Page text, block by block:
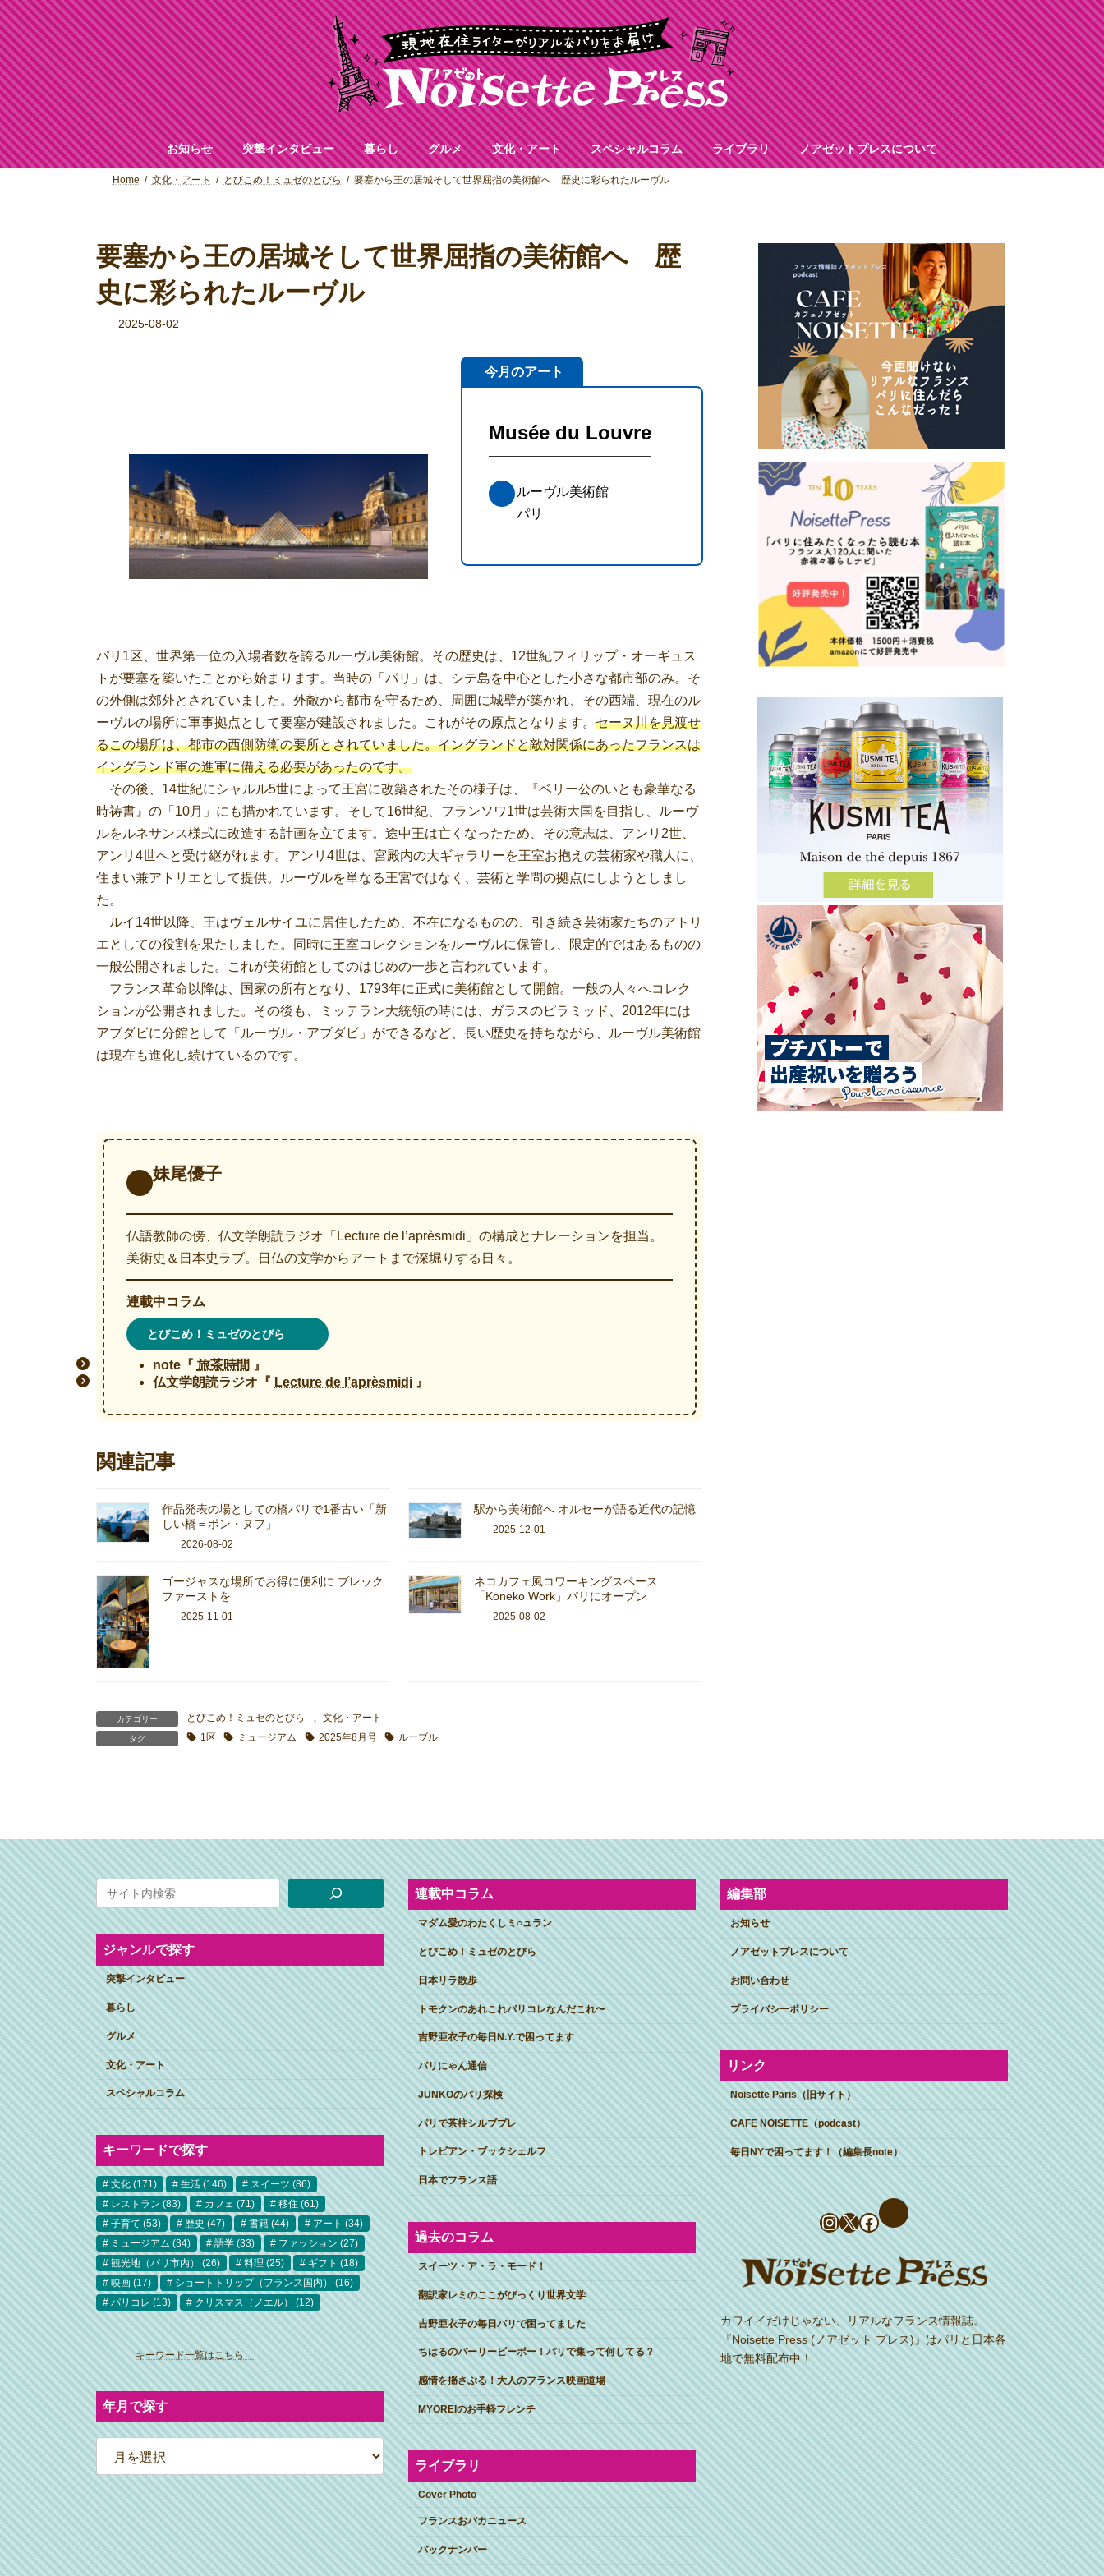
コ
ン
テ
ン
ツ
へ
ス
キ
ッ
プ
ナ
ビ
ゲ
ー
シ
ョ
ン
に
移
動
お知らせ 突撃インタビュー 暮らし グルメ 文化・アート スペシャルコラム ライブラリ ノアゼットプレスについて
Home 文化・アート とびこめ！ミュゼのとびら 要塞から王の居城そして世界屈指の美術館へ 歴史に彩られたルーヴル
要塞から王の居城そして世界屈指の美術館へ 歴
史に彩られたルーヴル
2025-08-02
今月のアート
Musée du Louvre
ルーヴル美術館
パリ
パリ1区、世界第一位の入場者数を誇るルーヴル美術館。その歴史は、12世紀フィリップ・オーギュス
トが要塞を築いたことから始まります。当時の「パリ」は、シテ島を中心とした小さな都市部のみ。そ
の外側は郊外とされていました。外敵から都市を守るため、周囲に城壁が築かれ、その西端、現在のル
ーヴルの場所に軍事拠点として要塞が建設されました。これがその原点となります。 セーヌ川を見渡せ
るこの場所は、都市の西側防衛の要所とされていました。イングランドと敵対関係にあったフランスは
イングランド軍の進軍に備える必要があったのです。
その後、14世紀にシャルル5世によって王宮に改築されたその様子は、『ベリー公のいとも豪華なる
時祷書』の「10月」にも描かれています。そして16世紀、フランソワ1世は芸術大国を目指し、ルーヴ
ルをルネサンス様式に改造する計画を立てます。途中王は亡くなったため、その意志は、アンリ2世、
アンリ4世へと受け継がれます。アンリ4世は、宮殿内の大ギャラリーを王室お抱えの芸術家や職人に、
住まい兼アトリエとして提供。ルーヴルを単なる王宮ではなく、芸術と学問の拠点にしようとしまし
た。
ルイ14世以降、王はヴェルサイユに居住したため、不在になるものの、引き続き芸術家たちのアトリ
エとしての役割を果たしました。同時に王室コレクションをルーヴルに保管し、限定的ではあるものの
一般公開されました。これが美術館としてのはじめの一歩と言われています。
フランス革命以降は、国家の所有となり、1793年に正式に美術館として開館。一般の人々へコレク
ションが公開されました。その後も、ミッテラン大統領の時には、ガラスのピラミッド、2012年には
アブダビに分館として「ルーヴル・アブダビ」ができるなど、長い歴史を持ちながら、ルーヴル美術館
は現在も進化し続けているのです。
妹尾優子
仏語教師の傍、仏文学朗読ラジオ「Lecture de l’aprèsmidi」の構成とナレーションを担当。
美術史＆日本史ラブ。日仏の文学からアートまで深堀りする日々。
連載中コラム
とびこめ！ミュゼのとびら
note『 旅茶時間 』
仏文学朗読ラジオ 『 Lecture de l’aprèsmidi』
関連記事
作品発表の場としての橋パリで1番古い「新
しい橋＝ポン・ヌフ」
2026-08-02
駅から美術館へ オルセーが語る近代の記憶
2025-12-01
ゴージャスな場所でお得に便利に ブレック
ファーストを
2025-11-01
ネコカフェ風コワーキングスペース
「Koneko Work」パリにオープン
2025-08-02
カテゴリー とびこめ！ミュゼのとびら 、 文化・アート
タグ 1区 ミュージアム 2025年8月号 ルーブル
ジャンルで探す
突撃インタビュー
暮らし
グルメ
文化・アート
スペシャルコラム
キーワードで探す
文化 (171) 生活 (146) スイーツ (86)
レストラン (83) カフェ (71) 移住 (61)
子育て (53) 歴史 (47) 書籍 (44) アート (34)
ミュージアム (34) 語学 (33) ファッション (27)
観光地（パリ市内）
(26) 料理 (25) ギフト (18)
映画 (17) ショートトリップ（フランス国内）
(16)
パリコレ (13) クリスマス（ノエル） (12)
ア
イ
コ
ン
リ
ン
ク
キーワード一覧はこちら
年月で探す
ア
ー
カ
イ
ブ
連載中コラム
マダム愛のわたくしミ○ュラン
とびこめ！ミュゼのとびら
日本リラ散歩
トモクンのあれこれパリコレなんだこれ〜
吉野亜衣子の毎日N.Y.で困ってます
パリにゃん通信
JUNKOのパリ探検
パリで茶柱シルブプレ
トレビアン・ブックシェルフ
日本でフランス語
過去のコラム
スイーツ・ア・ラ・モード！
翻訳家レミのここがびっくり世界文学
吉野亜衣子の毎日パリで困ってました
ちはるのパーリーピーポー！パリで集って何してる？
感情を揺さぶる！大人のフランス映画道場
MYOREIのお手軽フレンチ
ライブラリ
Cover Photo
フランスおバカニュース
バックナンバー
編集部
お知らせ
ノアゼットプレスについて
お問い合わせ
プライバシーポリシー
リンク
Noisette Paris（旧サイト）
CAFE NOISETTE（podcast）
毎日NYで困ってます！（編集長note）
Instagram
X Facebook
カワイイだけじゃない、リアルなフランス情報誌。
『Noisette Press (ノアゼット プレス)』はパリと日本各
地で無料配布中！